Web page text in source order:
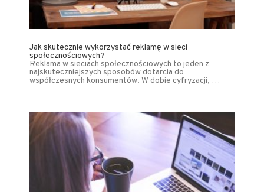
Jak skutecznie wykorzystać reklamę w sieci
społecznościowych?
Reklama w sieciach społecznościowych to jeden z
najskuteczniejszych sposobów dotarcia do
współczesnych konsumentów. W dobie cyfryzacji, …